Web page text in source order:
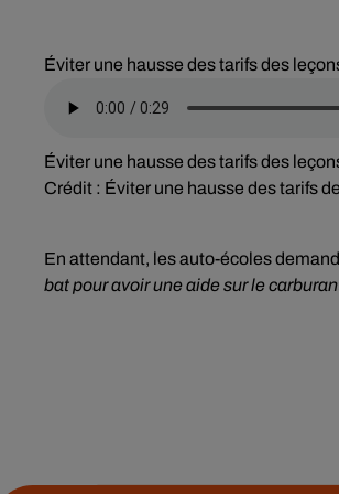
Éviter une hausse des tarifs des
Éviter une hausse des tarifs des
Crédit : Éviter une hausse des tarifs
En attendant, les auto-écoles
bat pour avoir une aide sur le